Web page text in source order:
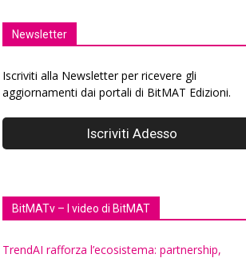
Newsletter
Iscriviti alla Newsletter per ricevere gli
aggiornamenti dai portali di BitMAT Edizioni.
BitMATv – I video di BitMAT
TrendAI rafforza l’ecosistema: partnership,